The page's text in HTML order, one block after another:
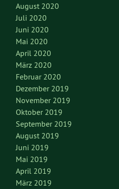
August 2020
Juli 2020
Juni 2020
Mai 2020
April 2020
März 2020
Februar 2020
Dezember 2019
November 2019
Oktober 2019
September 2019
August 2019
Juni 2019
Mai 2019
April 2019
März 2019